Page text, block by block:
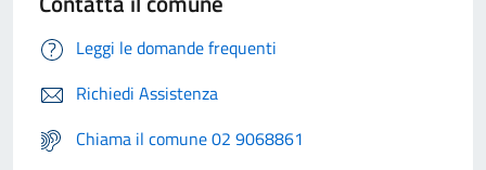
Leggi le domande frequenti
Richiedi Assistenza
Chiama il comune 02 9068861